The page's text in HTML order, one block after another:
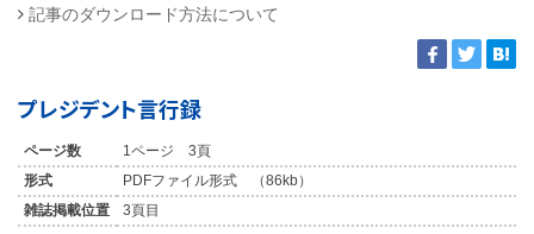
記事のダウンロード方法について
プレジデント言行録
ページ数
1ページ 3頁
形式
PDFファイル形式 （86kb）
雑誌掲載位置
3頁目